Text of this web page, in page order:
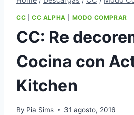
CC CC ALPHA MODO COMPRAR
CC: Re
Cocina con
Kitchen
By Pia Sims 31 agosto, 2016